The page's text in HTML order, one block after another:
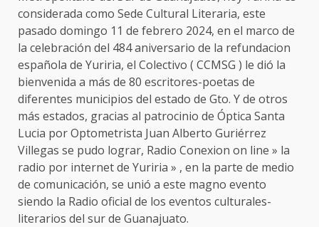
considerada como Sede Cultural Literaria, este
pasado domingo 11 de febrero 2024, en el marco de
la celebración del 484 aniversario de la refundacion
española de Yuriria, el Colectivo ( CCMSG ) le dió la
bienvenida a más de 80 escritores-poetas de
diferentes municipios del estado de Gto. Y de otros
más estados, gracias al patrocinio de Óptica Santa
Lucia por Optometrista Juan Alberto Guriérrez
Villegas se pudo lograr, Radio Conexion on line » la
radio por internet de Yuriria » , en la parte de medio
de comunicación, se unió a este magno evento
siendo la Radio oficial de los eventos culturales-
literarios del sur de Guanajuato.